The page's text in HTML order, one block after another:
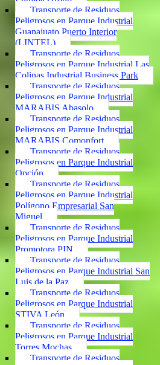
Transporte de Residuos
Peligrosos en Parque Industrial
Guanajuato Puerto Interior
(LINTEL)
Transporte de Residuos
Peligrosos en Parque Industrial Las
Colinas Industrial Business Park
Transporte de Residuos
Peligrosos en Parque Industrial
MARABIS Abasolo
Transporte de Residuos
Peligrosos en Parque Industrial
MARABIS Comonfort
Transporte de Residuos
Peligrosos en Parque Industrial
Opción
Transporte de Residuos
Peligrosos en Parque Industrial
Polígono Empresarial San
Miguel
Transporte de Residuos
Peligrosos en Parque Industrial
Promotora PIN
Transporte de Residuos
Peligrosos en Parque Industrial San
Luis de la Paz
Transporte de Residuos
Peligrosos en Parque Industrial
STIVA León
Transporte de Residuos
Peligrosos en Parque Industrial
Torres Mochas
Transporte de Residuos